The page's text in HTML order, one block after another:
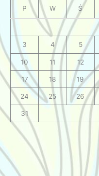
P W Ś
3 4 5
10 11 12
17 18 19
24 25 26
31